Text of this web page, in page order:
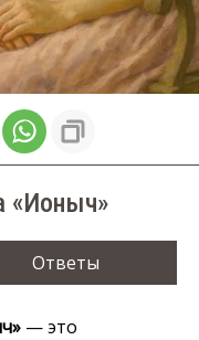
«Ионыч»
Ответы
— это